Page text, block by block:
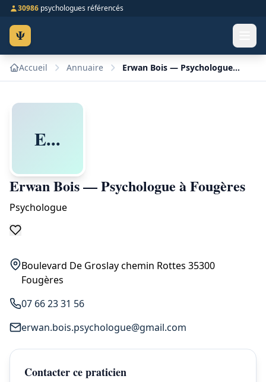
30986 psychologues référencés
Ψ
Accueil Annuaire Erwan Bois — Psychologue à Fougères
E...
Erwan Bois — Psychologue à Fougères
Psychologue
Boulevard De Groslay chemin Rottes 35300
Fougères
07 66 23 31 56
erwan.bois.psychologue@gmail.com
Contacter ce praticien